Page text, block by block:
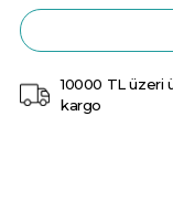
10000 TL üzeri
kargo